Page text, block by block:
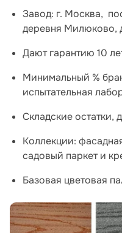
Завод: г. Москва,
деревня Милюково,
Дают гарантию 10
Минимальный %
испытательная
Складские остатки,
Коллекции:
садовый паркет и
Базовая цветовая